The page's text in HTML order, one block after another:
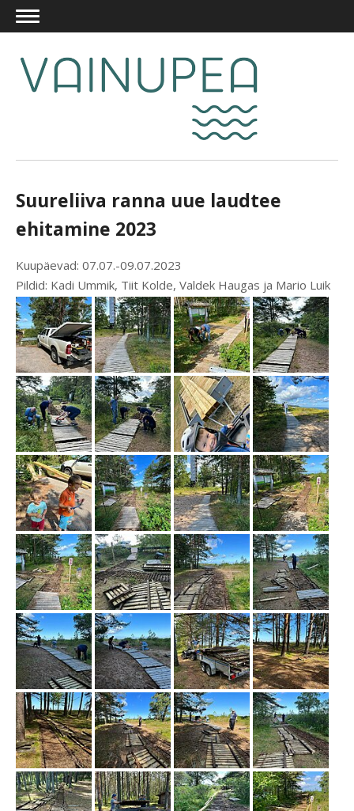
Suureliiva ranna uue laudtee
ehitamine 2023
Kuupäevad: 07.07.-09.07.2023
Pildid: Kadi Ummik, Tiit Kolde, Valdek Haugas ja Mario Luik